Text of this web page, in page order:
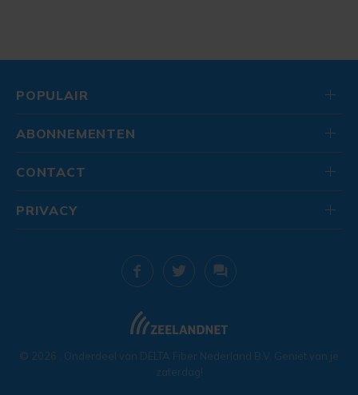
POPULAIR
ABONNEMENTEN
CONTACT
© 2026 . Onderdeel van DELTA Fiber Nederland B.V. Geniet van je
zaterdag!
PRIVACY